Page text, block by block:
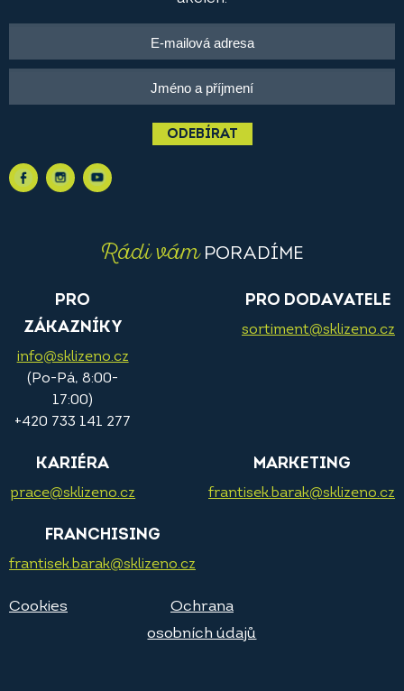
ODEBÍRAT
Rádi vámPORADÍME
PRO
ZÁKAZNÍKY
info@sklizeno.cz
(Po-Pá, 8:00-
17:00)
+420 733 141 277
PRO DODAVATELE
sortiment@sklizeno.cz
KARIÉRA
prace@sklizeno.cz
MARKETING
frantisek.barak@sklizeno.cz
FRANCHISING
frantisek.barak@sklizeno.cz
Cookies
Ochrana
osobních údajů